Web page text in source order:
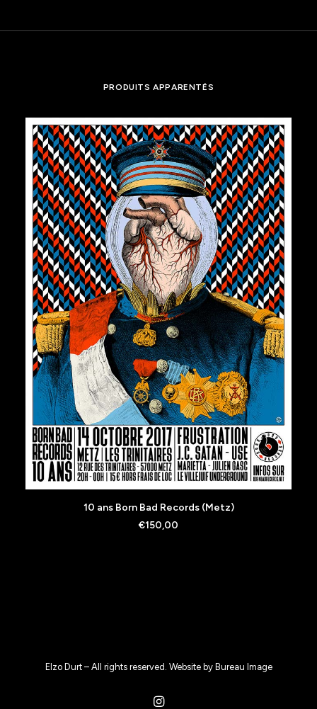
PRODUITS APPARENTÉS
AJOUTER AU PANIER
10 ans Born Bad Records (Metz)
€150,00
Elzo Durt – All rights reserved. Website by Bureau Image